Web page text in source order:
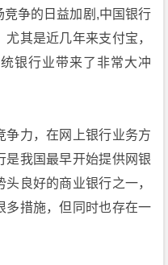
争的日益加剧,中国银行
其是近几年来支付宝，
银行业带来了非常大冲
争力，在网上银行业务方
是我国最早开始提供网银
良好的商业银行之一，
多措施，但同时也存在一